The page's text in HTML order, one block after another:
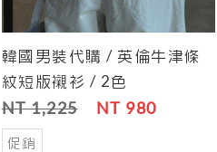
Cart
韓國男裝代購 / 英倫牛津條
紋短版襯衫 / 2色
NT 1,225 NT 980
促銷